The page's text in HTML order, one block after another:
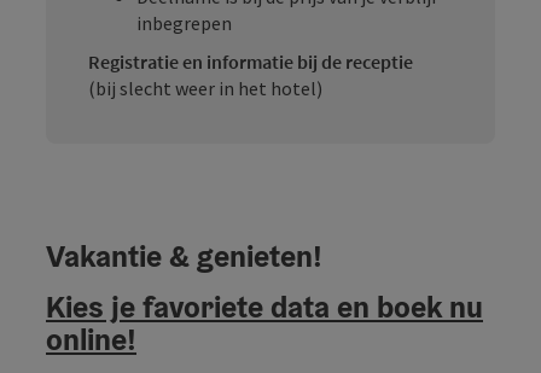
inbegrepen
Registratie en informatie bij de receptie
(bij slecht weer in het hotel)
Vakantie & genieten!
Kies je favoriete data en boek nu
online!